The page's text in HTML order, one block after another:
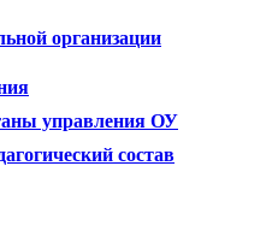
организации
управления ОУ
состав